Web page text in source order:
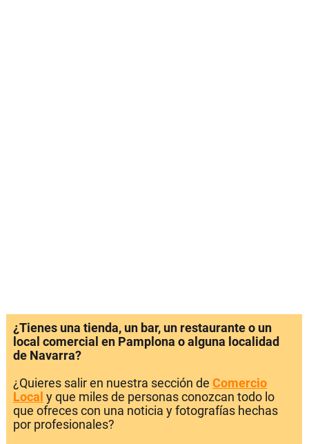
¿Tienes una tienda, un bar, un restaurante o un
local comercial en Pamplona o alguna localidad
de Navarra?
¿Quieres salir en nuestra sección de Comercio
Local y que miles de personas conozcan todo lo
que ofreces con una noticia y fotografías hechas
por profesionales?